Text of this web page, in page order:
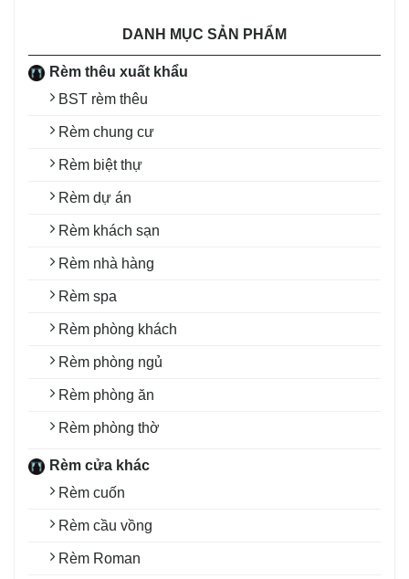
DANH MỤC SẢN PHẨM
Rèm thêu xuất khẩu
BST rèm thêu
Rèm chung cư
Rèm biệt thự
Rèm dự án
Rèm khách sạn
Rèm nhà hàng
Rèm spa
Rèm phòng khách
Rèm phòng ngủ
Rèm phòng ăn
Rèm phòng thờ
Rèm cửa khác
Rèm cuốn
Rèm cầu vồng
Rèm Roman